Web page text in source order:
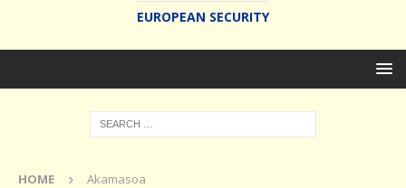
EUROPEAN SECURITY
HOME Akamasoa